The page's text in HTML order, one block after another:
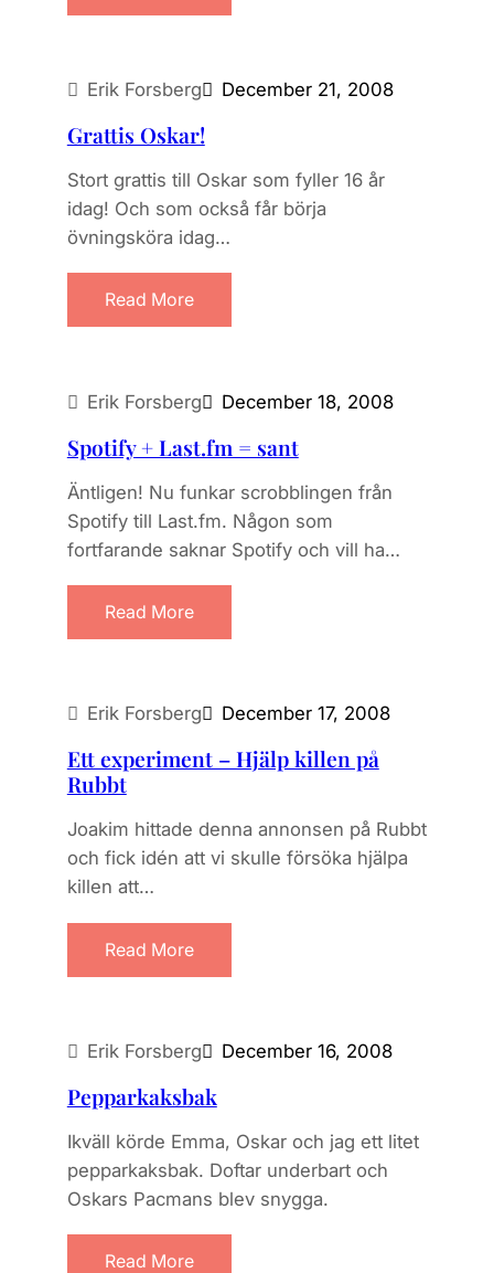
Erik Forsberg December 21, 2008
Grattis Oskar!
Stort grattis till Oskar som fyller 16 år
idag! Och som också får börja
övningsköra idag…
Read More
Erik Forsberg December 18, 2008
Spotify + Last.fm = sant
Äntligen! Nu funkar scrobblingen från
Spotify till Last.fm. Någon som
fortfarande saknar Spotify och vill ha…
Read More
Erik Forsberg December 17, 2008
Ett experiment – Hjälp killen på
Rubbt
Joakim hittade denna annonsen på Rubbt
och fick idén att vi skulle försöka hjälpa
killen att…
Read More
Erik Forsberg December 16, 2008
Pepparkaksbak
Ikväll körde Emma, Oskar och jag ett litet
pepparkaksbak. Doftar underbart och
Oskars Pacmans blev snygga.
Read More